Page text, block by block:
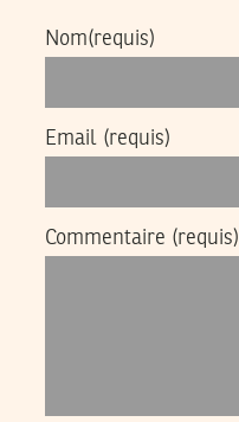
Nom(requis)
Email (requis)
Commentaire (requis)